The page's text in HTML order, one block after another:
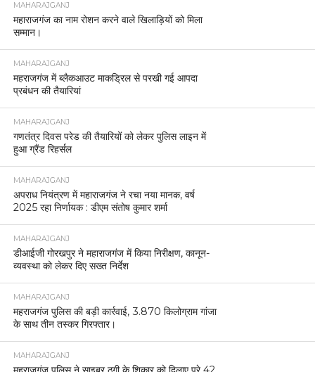
MAHARAJGANJ
महाराजगंज का नाम रोशन करने वाले खिलाड़ियों को मिला
सम्मान।
MAHARAJGANJ
महराजगंज में ब्लैकआउट माकड्रिल से परखी गई आपदा
प्रबंधन की तैयारियां
MAHARAJGANJ
गणतंत्र दिवस परेड की तैयारियों को लेकर पुलिस लाइन में
हुआ ग्रैंड रिहर्सल
MAHARAJGANJ
अपराध नियंत्रण में महाराजगंज ने रचा नया मानक, वर्ष
2025 रहा निर्णायक : डीएम संतोष कुमार शर्मा
MAHARAJGANJ
डीआईजी गोरखपुर ने महाराजगंज में किया निरीक्षण, कानून-
व्यवस्था को लेकर दिए सख्त निर्देश
MAHARAJGANJ
महराजगंज पुलिस की बड़ी कार्रवाई, 3.870 किलोग्राम गांजा
के साथ तीन तस्कर गिरफ्तार।
MAHARAJGANJ